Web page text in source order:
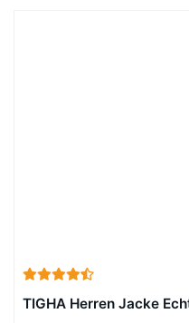
TIGHA Herren Jacke